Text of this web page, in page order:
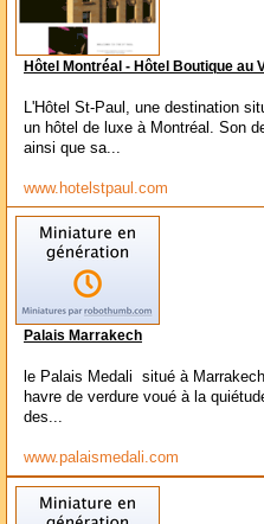
Hôtel Montréal - Hôtel Boutique au
L'Hôtel St-Paul, une destination
un hôtel de luxe à Montréal. Son
ainsi que sa...
www.hotelstpaul.com
Palais Marrakech
le Palais Medali situé à
havre de verdure voué à la
des...
www.palaismedali.com